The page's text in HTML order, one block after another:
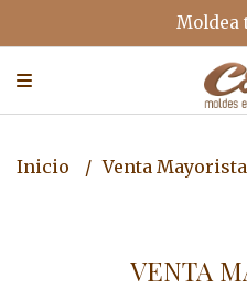
Moldea
Inicio Venta Mayorista
VENTA